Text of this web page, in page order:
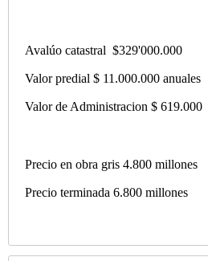
Avalúo catastral $329'000.000
Valor predial $ 11.000.000 anuales
Valor de Administracion $ 619.000
Precio en obra gris 4.800 millones
Precio terminada 6.800 millones